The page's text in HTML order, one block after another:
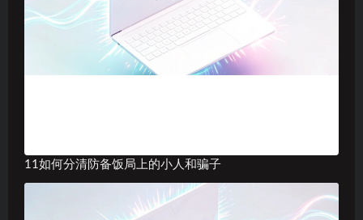
11如何分清防备饭局上的小人和骗子